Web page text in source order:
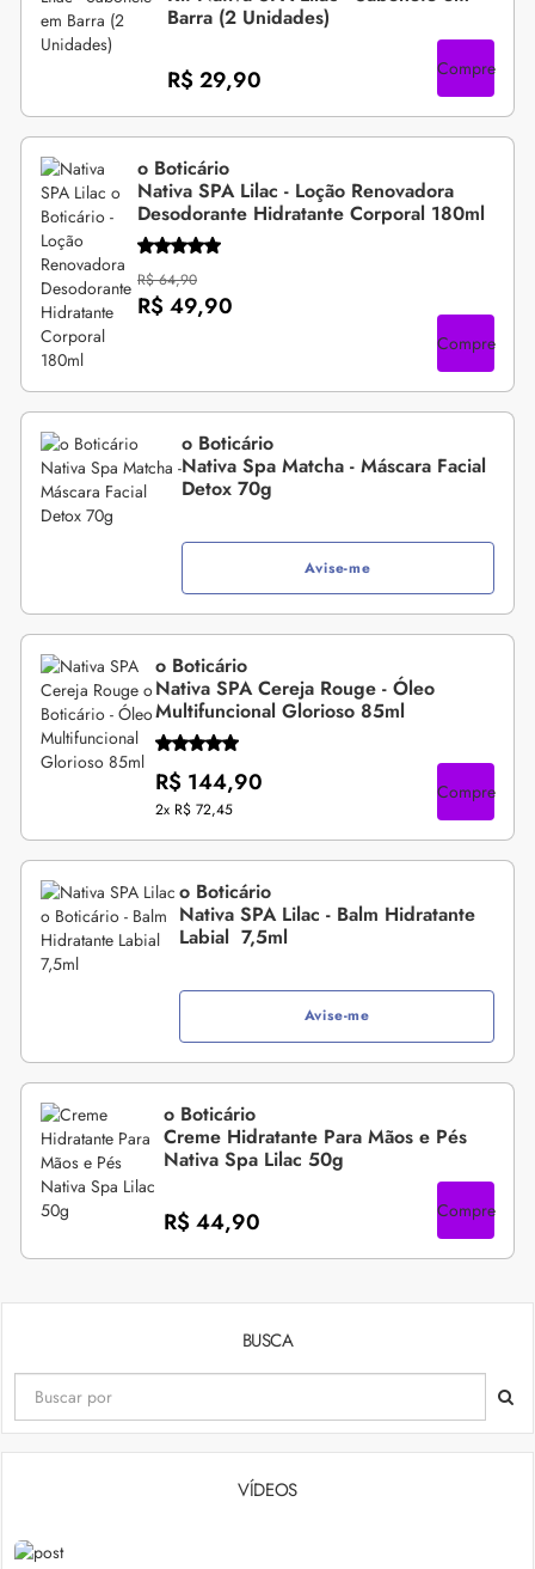
Barra (2 Unidades)
R$ 29,90 Compre
o Boticário
Nativa SPA Lilac - Loção Renovadora
Desodorante Hidratante Corporal 180ml
R$ 64,90
R$ 49,90
Compre
o Boticário
Nativa Spa Matcha - Máscara Facial
Detox 70g
Avise-me
o Boticário
Nativa SPA Cereja Rouge - Óleo
Multifuncional Glorioso 85ml
R$ 144,90
2x R$ 72,45
Compre
o Boticário
Nativa SPA Lilac - Balm Hidratante
Labial 7,5ml
Avise-me
o Boticário
Creme Hidratante Para Mãos e Pés
Nativa Spa Lilac 50g
R$ 44,90 Compre
BUSCA
VÍDEOS